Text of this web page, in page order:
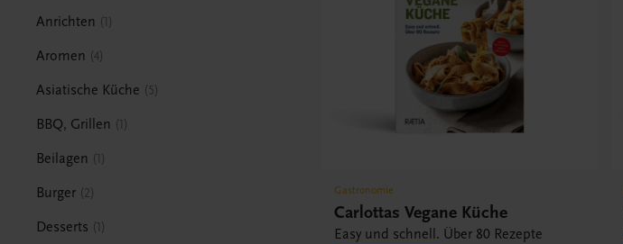
Anrichten 1
Aromen 4
Asiatische Küche 5
BBQ, Grillen 1
Beilagen 1
Burger 2
Desserts 1
Gastronomie
Carlottas Vegane Küche
Easy und schnell. Über 80 Rezepte